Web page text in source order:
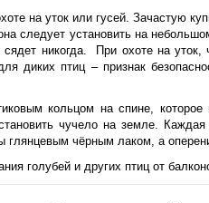
на уток или гусей. Зачастую
следует установить на
никогда. При охоте на
диких птиц – признак
кольцом на спине, которое
чучело на земле.
глянцевым чёрным лаком, а
голубей и других птиц от